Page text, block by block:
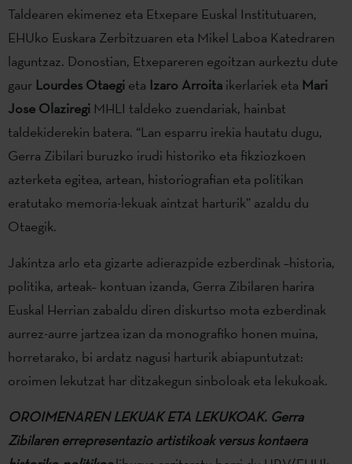
Taldearen ekimenez eta Etxepare Euskal Institutuaren,
EHUko Euskara Zerbitzuaren eta Mikel Laboa Katedraren
laguntzaz. Donostian, Etxepareren egoitzan aurkeztu dute
gaur Lourdes Otaegi eta Izaro Arroita ikerlariek eta Mari
Jose Olaziregi MHLI taldeko zuendariak, hainbat
taldekiderekin batera. “Lan esparru irekia hautatu dugu,
Gerra Zibilari buruzko irudi historiko eta fikziozkoen
azterketa egitea, artean, historiografian eta politikan
eratutako memoria-lekuak aintzat harturik” azaldu du
Otaegik.
Jakintza arlo eta gizarte adierazpide ezberdinak –historia,
politika, arteak– kontuan izanda, Gerra Zibilaren harira
Euskal Herrian zabaldu diren diskurtso mota ezberdinak
aurrez-aurre jartzea izan da monografiko honen muina,
horretarako, bi ardatz nagusi harturik abiapuntutzat:
oroimen lekutzat har ditzakegun sinboloak eta lekukoak.
OROIMENAREN LEKUAK ETA LEKUKOAK. Gerra
Zibilaren errepresentazio artistikoak versus kontaera